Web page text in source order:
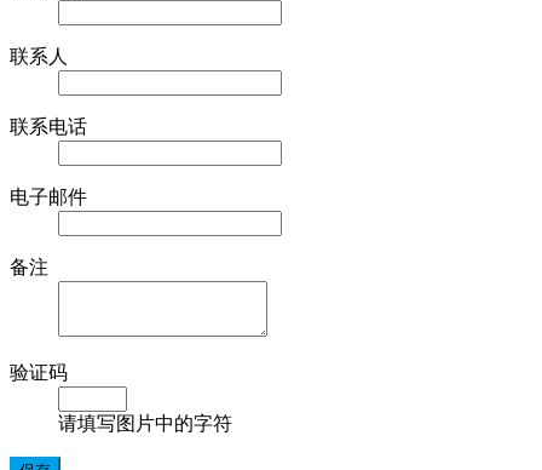
联系人
联系电话
电子邮件
备注
验证码
请填写图片中的字符